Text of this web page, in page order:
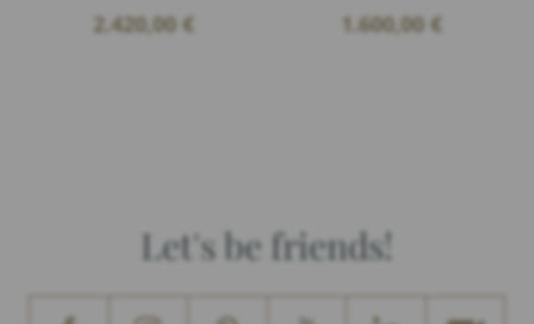
2.420,00 € 1.600,00 €
Let's be friends!